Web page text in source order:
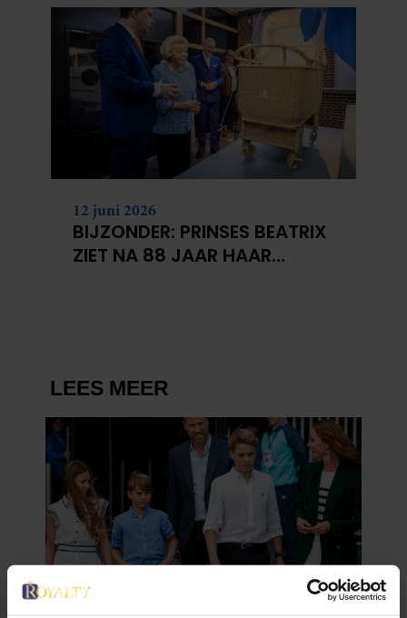
12 juni 2026
BIJZONDER: PRINSES BEATRIX
ZIET NA 88 JAAR HAAR